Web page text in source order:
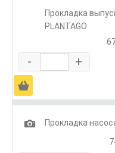
Прокладка
PLANTAGO
- +
Ä
1
Прокладка